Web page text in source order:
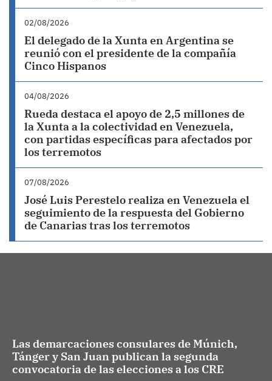
02/08/2026
El delegado de la Xunta en Argentina se
reunió con el presidente de la compañía
Cinco Hispanos
04/08/2026
Rueda destaca el apoyo de 2,5 millones de
la Xunta a la colectividad en Venezuela,
con partidas específicas para afectados por
los terremotos
07/08/2026
José Luis Perestelo realiza en Venezuela el
seguimiento de la respuesta del Gobierno
de Canarias tras los terremotos
Las demarcaciones consulares de Múnich,
Tánger y San Juan publican la segunda
convocatoria de las elecciones a los CRE